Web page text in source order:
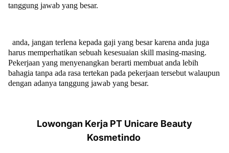
tanggung jawab yang besar.
anda, jangan terlena kepada gaji yang besar karena anda juga
harus memperhatikan sebuah kesesuaian skill masing-masing.
Pekerjaan yang menyenangkan berarti membuat anda lebih
bahagia tanpa ada rasa tertekan pada pekerjaan tersebut walaupun
dengan adanya tanggung jawab yang besar.
Lowongan Kerja PT Unicare Beauty
Kosmetindo